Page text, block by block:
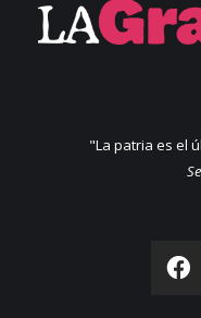
"La patria es el